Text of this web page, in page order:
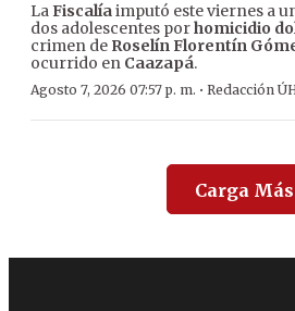
LaFiscalíaimputó este viernes a
dos adolescentes porhomicidio
crimen de Roselín Florentín
ocurrido en Caazapá.
Agosto 7, 2026 07:57 p. m. · Redacción
Carga Más